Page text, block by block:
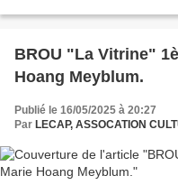
BROU "La Vitrine"
Hoang Meyblum.
Publié le 16/05/2025 à 20:27
Par LECAP, ASSOCATION